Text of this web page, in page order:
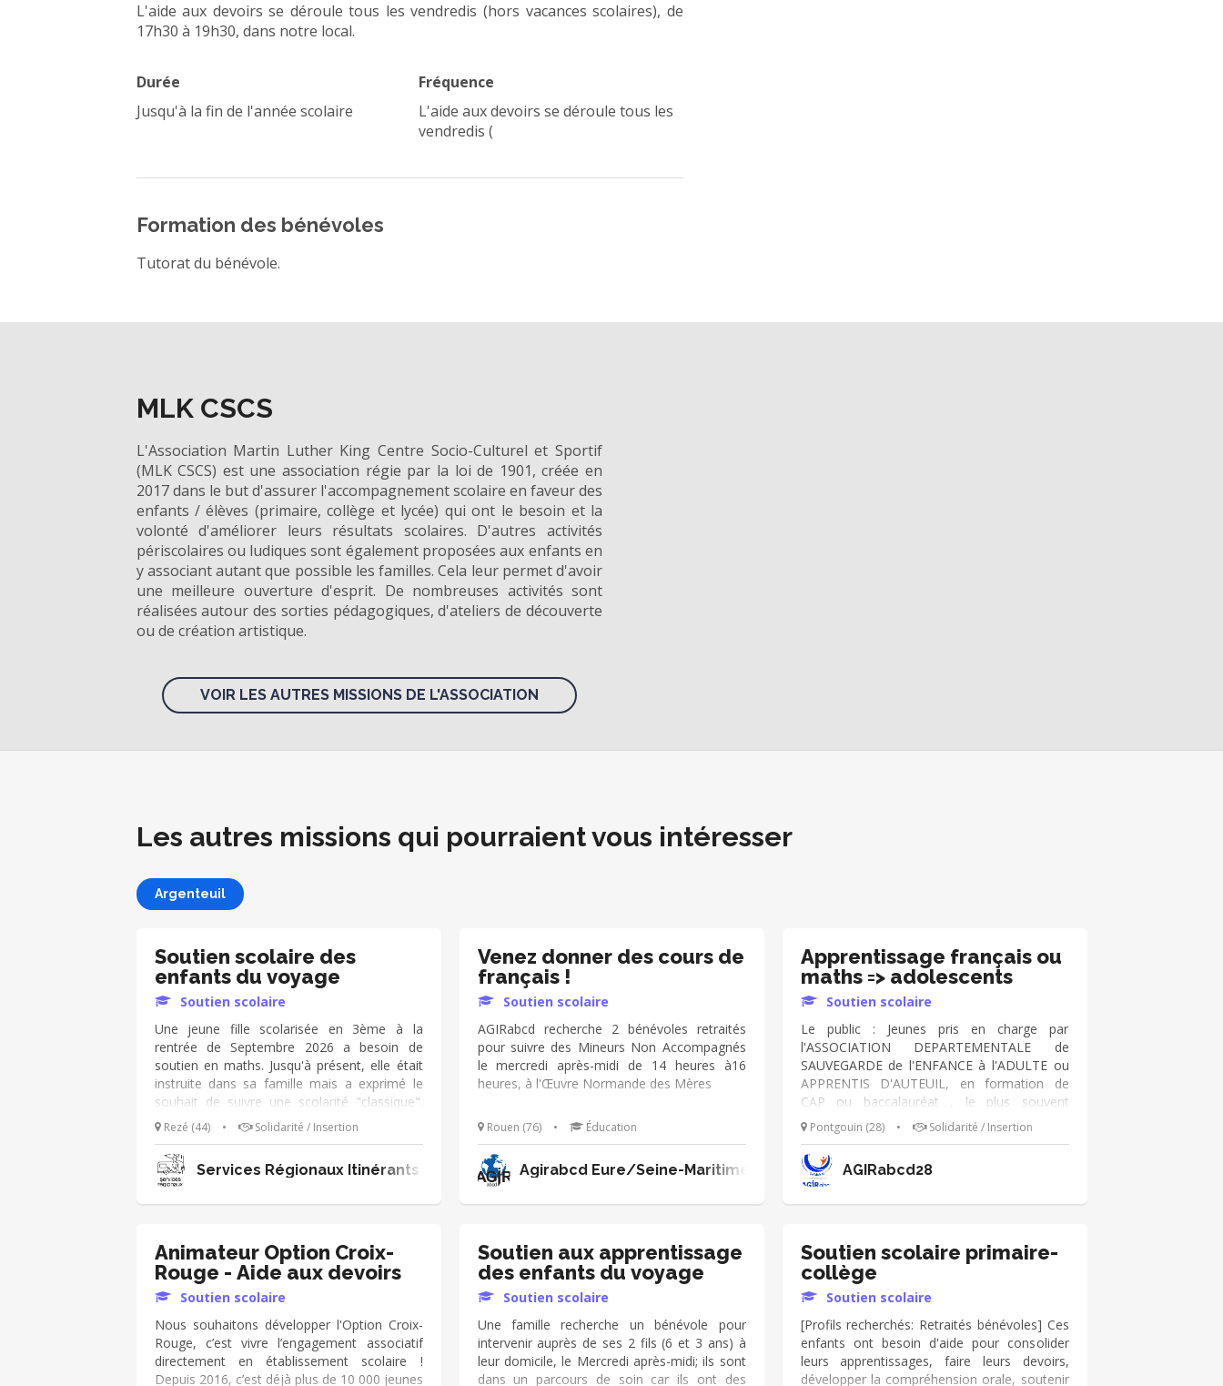
L'aide aux devoirs se déroule tous les vendredis (hors vacances scolaires), de
17h30 à 19h30, dans notre local.
Durée
Jusqu'à la fin de l'année scolaire
Fréquence
L'aide aux devoirs se déroule tous les
vendredis (
Formation des bénévoles
Tutorat du bénévole.
MLK CSCS
L'Association Martin Luther King Centre Socio-Culturel et Sportif
(MLK CSCS) est une association régie par la loi de 1901, créée en
2017 dans le but d'assurer l'accompagnement scolaire en faveur des
enfants / élèves (primaire, collège et lycée) qui ont le besoin et la
volonté d'améliorer leurs résultats scolaires. D'autres activités
périscolaires ou ludiques sont également proposées aux enfants en
y associant autant que possible les familles. Cela leur permet d'avoir
une meilleure ouverture d'esprit. De nombreuses activités sont
réalisées autour des sorties pédagogiques, d'ateliers de découverte
ou de création artistique.
VOIR LES AUTRES MISSIONS DE L'ASSOCIATION
Les autres missions qui pourraient vous intéresser
Argenteuil
Soutien scolaire des
enfants du voyage
Soutien scolaire
Une jeune fille scolarisée en 3ème à la
rentrée de Septembre 2026 a besoin de
soutien en maths. Jusqu'à présent, elle était
instruite dans sa famille mais a exprimé le
souhait de suivre une scolarité "classique".
Elle est très motivée. Si vous avez une heure
(ou un peu plus selon vos disponibilités) à lui
consacrer, contactez-nous afin de prévoir
des séances dès la rentrée. Elles auraient lieu
au siège de l'association à Rezé (à proximité
Rezé (44) • Solidarité / Insertion
Services Régionaux Itinérants
Venez donner des cours de
français !
Soutien scolaire
AGIRabcd recherche 2 bénévoles retraités
pour suivre des Mineurs Non Accompagnés
le mercredi après-midi de 14 heures à16
heures, à l'Œuvre Normande des Mères
Rouen (76) • Éducation
Agirabcd Eure/Seine-Maritime
Apprentissage français ou
maths => adolescents
Soutien scolaire
Le public : Jeunes pris en charge par
l'ASSOCIATION DEPARTEMENTALE de
SAUVEGARDE de l'ENFANCE à l'ADULTE ou
APPRENTIS D'AUTEUIL, en formation de
CAP ou baccalauréat , le plus souvent
d'origine étrangère plus ou moins
francophones. Ils viennent avec leurs cours
et il faut les aider à comprendre et à faire
leurs exercices.
Pontgouin (28) • Solidarité / Insertion
AGIRabcd28
Animateur Option Croix-
Rouge - Aide aux devoirs
Soutien scolaire
Nous souhaitons développer l'Option Croix-
Rouge, c’est vivre l’engagement associatif
directement en établissement scolaire !
Depuis 2016, c’est déjà plus de 10 000 jeunes
Soutien aux apprentissage
des enfants du voyage
Soutien scolaire
Une famille recherche un bénévole pour
intervenir auprès de ses 2 fils (6 et 3 ans) à
leur domicile, le Mercredi après-midi; ils sont
dans un parcours de soin car ils ont des
Soutien scolaire primaire-
collège
Soutien scolaire
[Profils recherchés: Retraités bénévoles] Ces
enfants ont besoin d'aide pour consolider
leurs apprentissages, faire leurs devoirs,
développer la compréhension orale, soutenir